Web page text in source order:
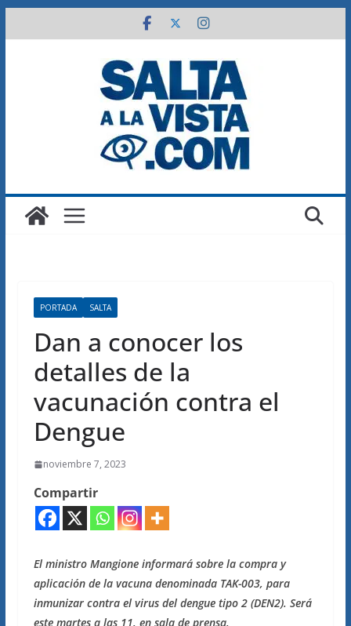
al
PORTADA SALTA
Dan a conocer los
detalles de la
vacunación contra el
Dengue
noviembre 7, 2023
Compartir
El ministro Mangione informará sobre la compra y
aplicación de la vacuna denominada TAK-003, para
inmunizar contra el virus del dengue tipo 2 (DEN2). Será
este martes a las 11, en sala de prensa.